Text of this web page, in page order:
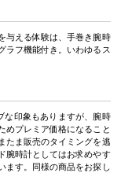
与える体験は、手巻き腕時
ラフ機能付き。いわゆるス
な印象もありますが、腕時
めプレミア価格になること
たま販売のタイミングを逃
腕時計としてはお求めやす
ます。同様の商品をお探し